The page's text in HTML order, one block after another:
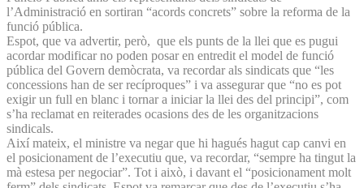
l’Administració en sortiran “acords concrets” sobre la reforma de la
funció pública.
Espot, que va advertir, però, que els punts de la llei que es pugui
acordar modificar no poden posar en entredit el model de funció
pública del Govern demòcrata, va recordar als sindicats que “les
concessions han de ser recíproques” i va assegurar que “no es pot
exigir un full en blanc i tornar a iniciar la llei des del principi”, com
s’ha reclamat en reiterades ocasions des de les organitzacions
sindicals.
Així mateix, el ministre va negar que hi hagués hagut cap canvi en
el posicionament de l’executiu que, va recordar, “sempre ha tingut la
mà estesa per negociar”. Tot i això, i davant el “posicionament molt